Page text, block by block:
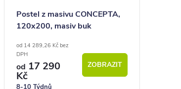
Postel z masivu CONCEPTA,
120x200, masiv buk
od 14 289,26 Kč bez
DPH
od 17 290
Kč
8-10 Týdnů
ZOBRAZIT